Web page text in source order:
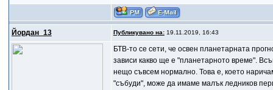
Йордан_13 Публикувано на:19.11.2019, 16:43
БТВ-то се сети, че освен планетарната
зависи какво ще е "планетарното време".
нещо съвсем нормално. Това е, което
"събуди", може да имаме малък ледников